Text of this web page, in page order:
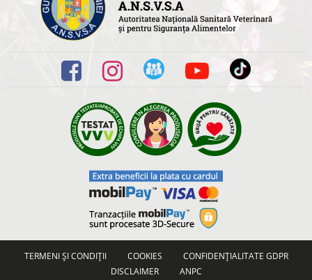
TERMENI ȘI CONDIȚII COOKIES
CONFIDENȚIALITATE GDPR
DISCLAIMER
ANPC